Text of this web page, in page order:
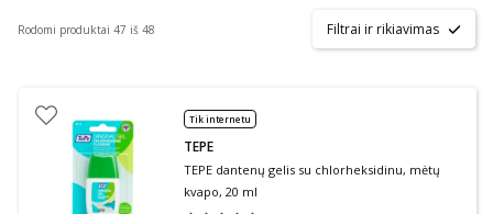
Rodomi produktai 47 iš 48 Filtrai ir rikiavimas
Tik internetu
TEPE
TEPE dantenų gelis su chlorheksidinu, mėtų
kvapo, 20 ml